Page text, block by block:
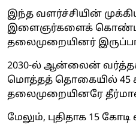
இந்த வளர்ச்சியின்
இளைஞர்களைக் கொண்ட
தலைமுறையினர்
2030-ல் ஆன்லைன்
மொத்தத் தொகையில் 45
தலைமுறையினரே
மேலும், புதிதாக 15